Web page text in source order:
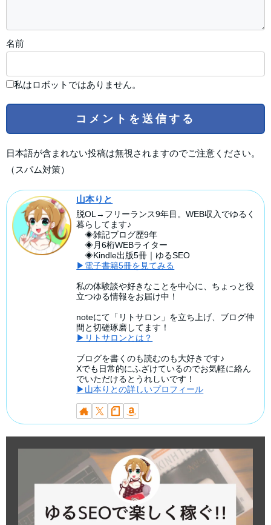
名前
私はロボットではありません。
日本語が含まれない投稿は無視されますのでご注意ください。
（スパム対策）
山本りと
脱OL→フリーランス9年目。WEB収入でゆるく
暮らしてます♪
◈雑記ブログ歴9年
◈月6桁WEBライター
◈Kindle出版5冊｜ゆるSEO
▶電子書籍5冊を見てみる
私の体験談や好きなことを中心に、ちょっと役
立つゆる情報をお届け中！
noteにて「リトサロン」を立ち上げ、ブログ仲
間と切磋琢磨してます！
▶リトサロンとは？
ブログを書くのも読むのも大好きです♪
Xでも日常的にふざけているのでお気軽に絡ん
でいただけるとうれしいです！
▶山本りとの詳しいプロフィール